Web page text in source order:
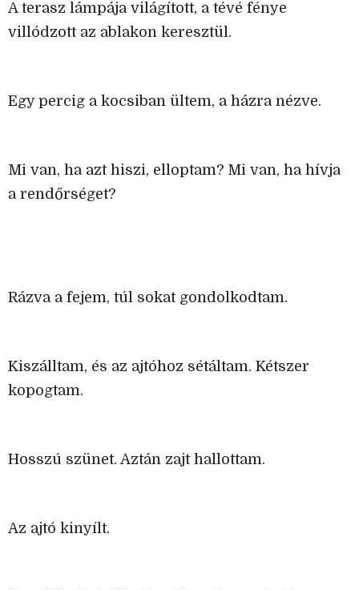
A terasz lámpája világított, a tévé fénye
villódzott az ablakon keresztül.
Egy percig a kocsiban ültem, a házra nézve.
Mi van, ha azt hiszi, elloptam? Mi van, ha hívja
a rendőrséget?
Rázva a fejem, túl sokat gondolkodtam.
Kiszálltam, és az ajtóhoz sétáltam. Kétszer
kopogtam.
Hosszú szünet. Aztán zajt hallottam.
Az ajtó kinyílt.